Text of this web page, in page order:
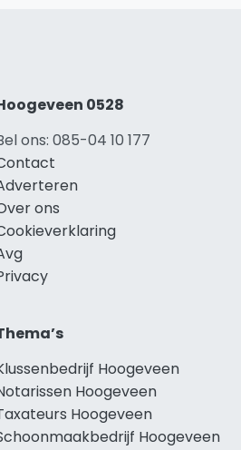
0528
ons: 085-04 10 177
ons
Hoogeveen
Hoogeveen
Hoogeveen
Hoogeveen